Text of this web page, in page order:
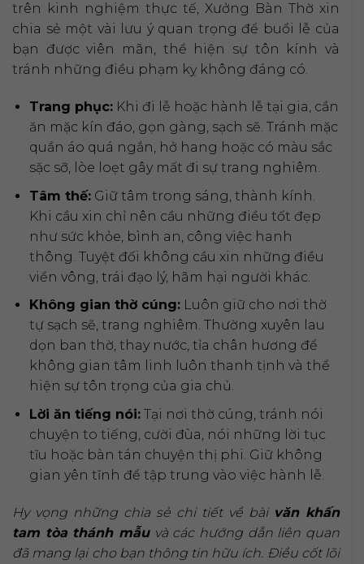
trên kinh nghiệm thực tế, Xưởng Bàn Thờ xin
chia sẻ một vài lưu ý quan trọng để buổi lễ của
bạn được viên mãn, thể hiện sự tôn kính và
tránh những điều phạm kỵ không đáng có.
Trang phục:Khi đi lễ hoặc hành lễ tại gia, cần
ăn mặc kín đáo, gọn gàng, sạch sẽ. Tránh mặc
quần áo quá ngắn, hở hang hoặc có màu sắc
sặc sỡ, lòe loẹt gây mất đi sự trang nghiêm.
Tâm thế:Giữ tâm trong sáng, thành kính.
Khi cầu xin chỉ nên cầu những điều tốt đẹp
như sức khỏe, bình an, công việc hanh
thông. Tuyệt đối không cầu xin những điều
viển vông, trái đạo lý, hãm hại người khác.
Không gian thờ cúng:Luôn giữ cho nơi thờ
tự sạch sẽ, trang nghiêm. Thường xuyên lau
dọn ban thờ, thay nước, tỉa chân hương để
không gian tâm linh luôn thanh tịnh và thể
hiện sự tôn trọng của gia chủ.
Lời ăn tiếng nói:Tại nơi thờ cúng, tránh nói
chuyện to tiếng, cười đùa, nói những lời tục
tĩu hoặc bàn tán chuyện thị phi. Giữ không
gian yên tĩnh để tập trung vào việc hành lễ.
Hy vọng những chia sẻ chi tiết về bài văn khấn
tam tòa thánh mẫuvà các hướng dẫn liên quan
đã mang lại cho bạn thông tin hữu ích. Điều cốt lõi